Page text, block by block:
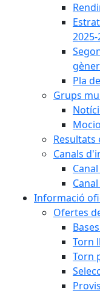
Pla
Grups
Resultats
Canals
Informació
Ofertes
Torn
Torn